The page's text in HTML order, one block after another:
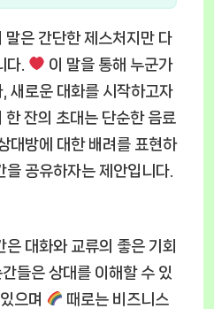
말은 간단한 제스처지만 다
다.
이 말을 통해 누군가
새로운 대화를 시작하고자
한 잔의 초대는 단순한 음료
대방에 대한 배려를 표현하
공유하자는 제안입니다.
대화와 교류의 좋은 기회
간들은 상대를 이해할 수 있
으며
때로는 비즈니스